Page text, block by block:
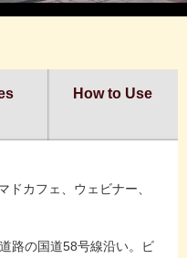
How to Use
ドカフェ、ウェビナー、
路の国道58号線沿い。ビ